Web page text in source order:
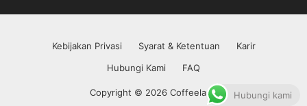
Kebijakan Privasi Syarat & Ketentuan
Karir
Hubungi Kami
FAQ
Copyright © 2026 Coffeeland Hubungi kami